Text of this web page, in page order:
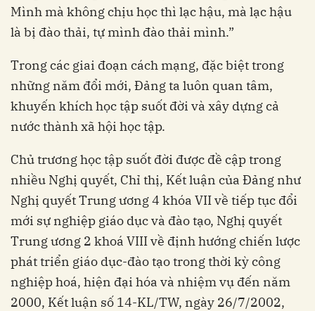
Mình mà không chịu học thì lạc hậu, mà lạc hậu
là bị đào thải, tự mình đào thải mình.”
Trong các giai đoạn cách mạng, đặc biệt trong
những năm đổi mới, Đảng ta luôn quan tâm,
khuyến khích học tập suốt đời và xây dựng cả
nước thành xã hội học tập.
Chủ trương học tập suốt đời được đề cập trong
nhiều Nghị quyết, Chỉ thị, Kết luận của Đảng như
Nghị quyết Trung ương 4 khóa VII về tiếp tục đổi
mới sự nghiệp giáo dục và đào tạo, Nghị quyết
Trung ương 2 khoá VIII về định hướng chiến lược
phát triển giáo dục-đào tạo trong thời kỳ công
nghiệp hoá, hiện đại hóa và nhiệm vụ đến năm
2000, Kết luận số 14-KL/TW, ngày 26/7/2002,